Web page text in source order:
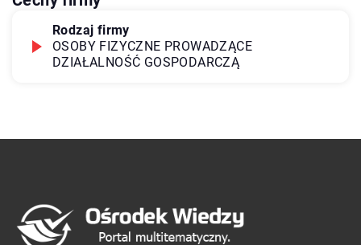
Rodzaj firmy
OSOBY FIZYCZNE PROWADZĄCE
DZIAŁALNOŚĆ GOSPODARCZĄ